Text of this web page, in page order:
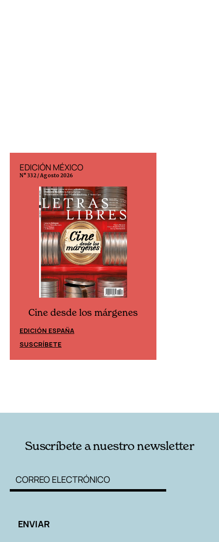
EDICIÓN MÉXICO
N° 332 / Agosto 2026
Cine desde los márgenes
EDICIÓN ESPAÑA
SUSCRÍBETE
Suscríbete a nuestro newsletter